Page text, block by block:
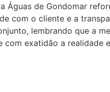
Águas de Gondomar
com o cliente e a
lembrando que a
com exatidão a realidade